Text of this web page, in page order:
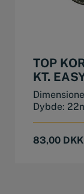
TOP
KT.
Dybde:
83,00 DKK